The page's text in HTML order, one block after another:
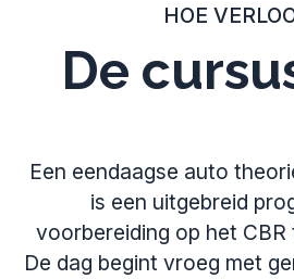
HOE
De
Een eendaagse auto
is een uitgebreid
voorbereiding op het
De dag begint vroeg met